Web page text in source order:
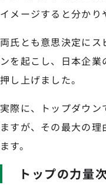
イメージすると分かり
両氏とも意思決定にス
ンを起こし、日本企
押し上げました。
実際に、トップダウン
ますが、その最大の
ます。
トップの力量